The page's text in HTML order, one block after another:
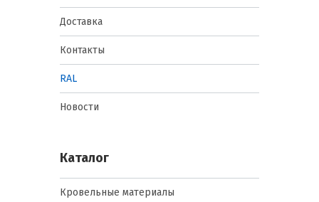
Доставка
Контакты
RAL
Новости
Каталог
Кровельные материалы